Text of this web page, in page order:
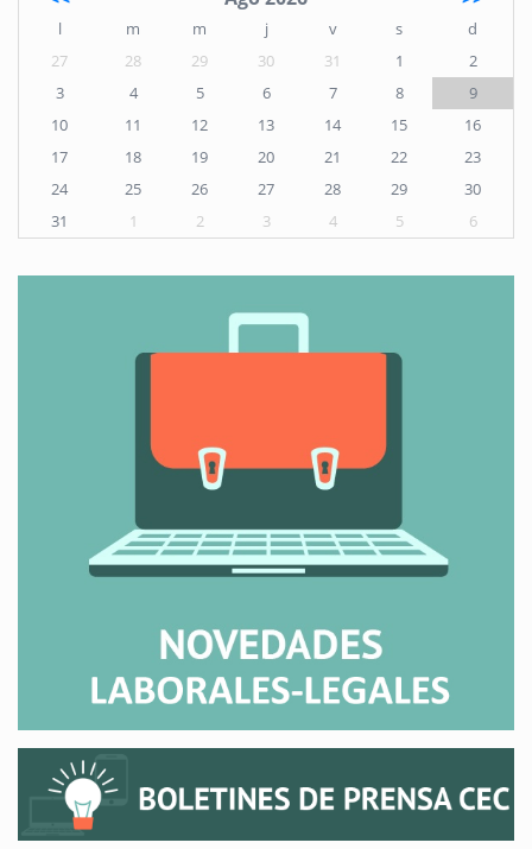
l m m j v s
d
27
28 29 30 31 1
2
3
4 5 6 7 8
9
10
11 12 13 14 15
16
17
18 19 20 21 22
23
24
25 26 27 28 29
30
31
1 2 3 4 5 6